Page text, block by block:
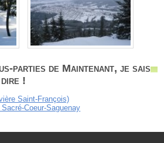
parties de Maintenant, je sais
!
Saint-François)
Coeur-Saguenay